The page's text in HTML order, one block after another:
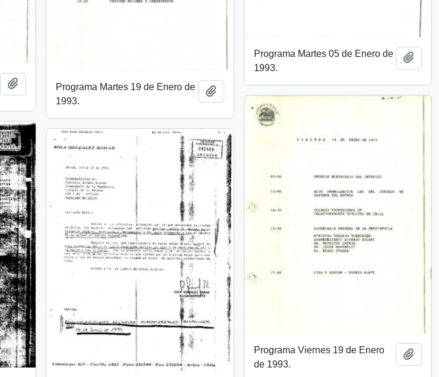
Programa Martes 05 de Enero de
1993.
Añadir al portapapeles
Programa Martes 19 de Enero de
1993.
Añadir al portapapeles
Programa Viernes 19 de Enero
de 1993.